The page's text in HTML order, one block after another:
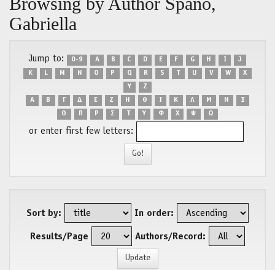
Gabriella
Jump to: 0-9 A B C D E F G H I
J
K
L M N O P Q R S T U V W
X
Y
Z
Α
Β Γ Δ Ε Ζ Η Θ Ι Κ Λ Μ Ν
Ξ
Ο
Π Ρ Σ Τ Υ Φ Χ Ψ Ω
or enter first few letters:
Sort by: In order:
Results/Page Authors/Record: